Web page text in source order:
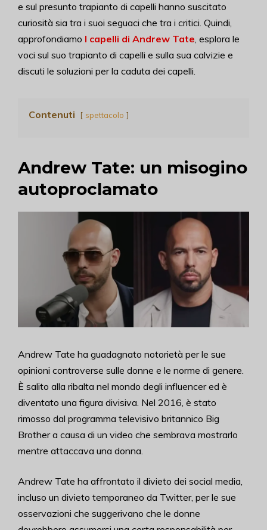
e sul presunto trapianto di capelli hanno suscitato
curiosità sia tra i suoi seguaci che tra i critici. Quindi,
approfondiamo I capelli di Andrew Tate, esplora le
voci sul suo trapianto di capelli e sulla sua calvizie e
discuti le soluzioni per la caduta dei capelli.
Contenuti spettacolo
Andrew Tate: un misogino
autoproclamato
Andrew Tate ha guadagnato notorietà per le sue
opinioni controverse sulle donne e le norme di genere.
È salito alla ribalta nel mondo degli influencer ed è
diventato una figura divisiva. Nel 2016, è stato
rimosso dal programma televisivo britannico Big
Brother a causa di un video che sembrava mostrarlo
mentre attaccava una donna.
Andrew Tate ha affrontato il divieto dei social media,
incluso un divieto temporaneo da Twitter, per le sue
osservazioni che suggerivano che le donne